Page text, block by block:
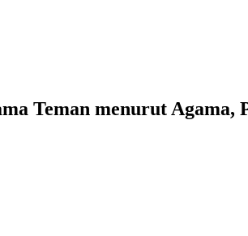
Teman menurut Agama,